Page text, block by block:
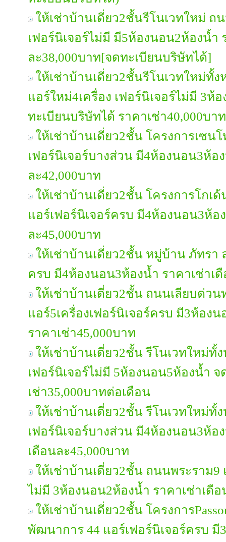
ให้เช่าบ้านเดี่ยว2ชั้นรีโนเวทใหม่ ถ
เฟอร์นิเจอร์ไม่มี มี5ห้องนอน2ห้องน้ำ
ละ38,000บาท[จดทะเบียนบริษัทได้]
ให้เช่าบ้านเดี่ยว2ชั้นรีโนเวทใหม่ทั้
แอร์ใหม่4เครื่อง เฟอร์นิเจอร์ไม่มี 3
ทะเบียนบริษัทได้ ราคาเช่า40,000บาท
ให้เช่าบ้านเดี่ยว2ชั้น โครงการเซน
เฟอร์นิเจอร์บางส่วน มี4ห้องนอน3ห้อ
ละ42,000บาท
ให้เช่าบ้านเดี่ยว2ชั้น โครงการโกเ
แอร์เฟอร์นิเจอร์ครบ มี4ห้องนอน3ห้อ
ละ45,000บาท
ให้เช่าบ้านเดี่ยว2ชั้น หมู่บ้าน ภัทรา
ครบ มี4ห้องนอน3ห้องน้ำ ราคาเช่าเ
ให้เช่าบ้านเดี่ยว2ชั้น ถนนเลียบด่ว
แอร์5เครื่องเฟอร์นิเจอร์ครบ มี3ห้อง
ราคาเช่า45,000บาท
ให้เช่าบ้านเดี่ยว2ชั้น รีโนเวทใหม่ทั้
เฟอร์นิเจอร์ไม่มี 5ห้องนอน5ห้องน้ำ
เช่า35,000บาทต่อเดือน
ให้เช่าบ้านเดี่ยว2ชั้น รีโนเวทใหม่ทั้
เฟอร์นิเจอร์บางส่วน มี4ห้องนอน3ห้อ
เดือนละ45,000บาท
ให้เช่าบ้านเดี่ยว2ชั้น ถนนพระราม9
ไม่มี 3ห้องนอน2ห้องน้ำ ราคาเช่าเดือ
ให้เช่าบ้านเดี่ยว2ชั้น โครงการ
พัฒนาการ 44 แอร์เฟอร์นิเจอร์ครบ มี